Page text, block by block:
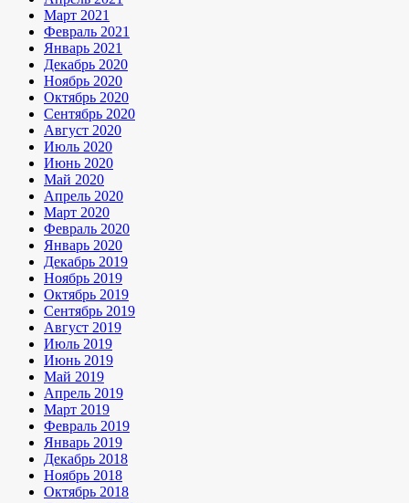
Март 2021
Февраль 2021
Январь 2021
Декабрь 2020
Ноябрь 2020
Октябрь 2020
Сентябрь 2020
Август 2020
Июль 2020
Июнь 2020
Май 2020
Апрель 2020
Март 2020
Февраль 2020
Январь 2020
Декабрь 2019
Ноябрь 2019
Октябрь 2019
Сентябрь 2019
Август 2019
Июль 2019
Июнь 2019
Май 2019
Апрель 2019
Март 2019
Февраль 2019
Январь 2019
Декабрь 2018
Ноябрь 2018
Октябрь 2018